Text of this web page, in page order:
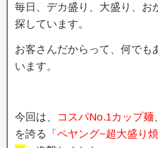
毎日、デカ盛り、大盛り、お
探しています。
お客さんだからって、何でも
います。
今回は、 コスパNo.1カップ麺
を誇る「ペヤング~超大盛り